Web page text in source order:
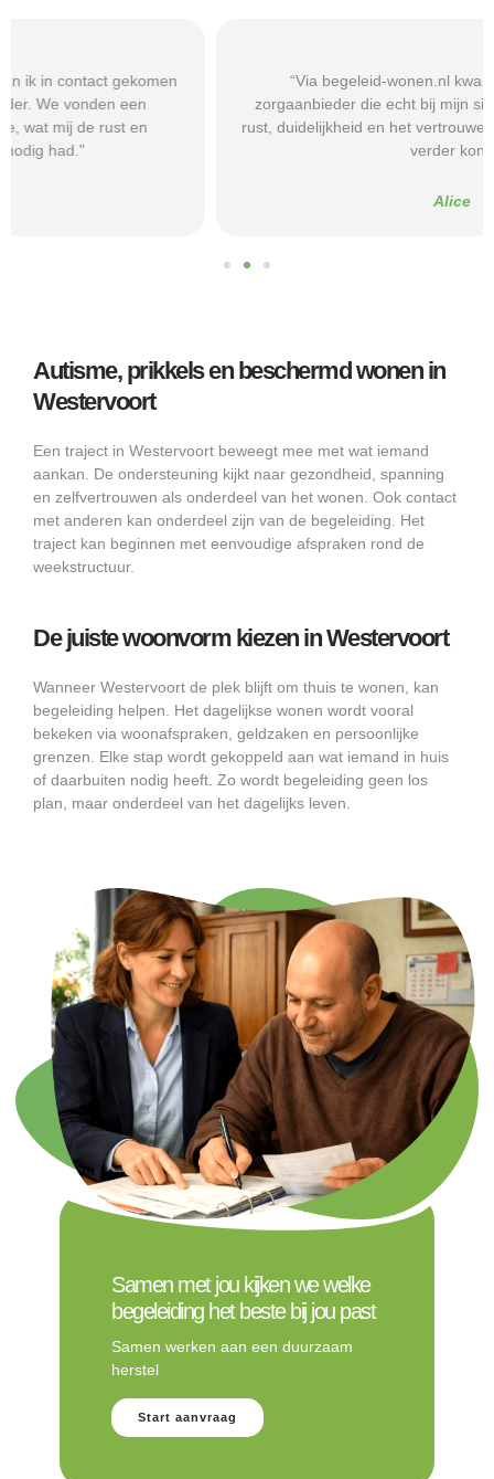
“Via begeleid-wonen.nl kwam ik terecht bij een
zorgaanbieder die echt bij mijn situatie paste. Dat gaf mij
rust, duidelijkheid en het vertrouwen dat ik met de juiste hulp
Autisme, prikkels en beschermd wonen in
Westervoort
Een traject in Westervoort beweegt mee met wat iemand
aankan. De ondersteuning kijkt naar gezondheid, spanning
en zelfvertrouwen als onderdeel van het wonen. Ook contact
met anderen kan onderdeel zijn van de begeleiding. Het
traject kan beginnen met eenvoudige afspraken rond de
weekstructuur.
De juiste woonvorm kiezen in Westervoort
Wanneer Westervoort de plek blijft om thuis te wonen, kan
begeleiding helpen. Het dagelijkse wonen wordt vooral
bekeken via woonafspraken, geldzaken en persoonlijke
grenzen. Elke stap wordt gekoppeld aan wat iemand in huis
of daarbuiten nodig heeft. Zo wordt begeleiding geen los
plan, maar onderdeel van het dagelijks leven.
Samen met jou kijken we welke
begeleiding het beste bij jou past
Samen werken aan een duurzaam
herstel
Start aanvraag